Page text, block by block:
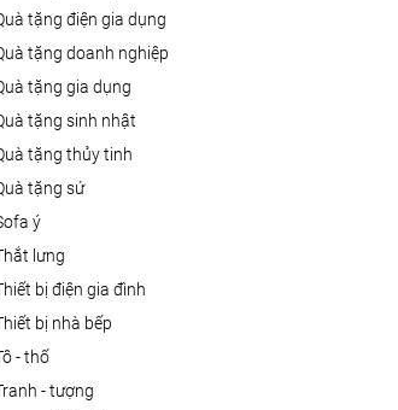
quà tặng điện gia dụng
quà tặng doanh nghiệp
quà tặng gia dụng
quà tặng sinh nhật
quà tặng thủy tinh
quà tặng sứ
sofa ý
thắt lưng
thiết bị điện gia đình
thiết bị nhà bếp
tô - thố
tranh - tượng